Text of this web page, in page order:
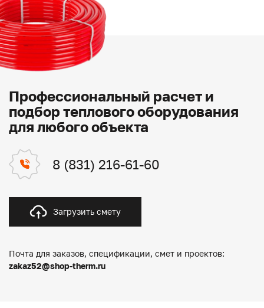
Профессиональный расчет и
подбор теплового оборудования
для любого объекта
8 (831) 216-61-60
Загрузить смету
Почта для заказов, спецификации, смет и проектов:
zakaz52@shop-therm.ru